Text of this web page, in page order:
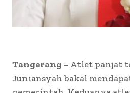
Tangerang – Atlet panjat
Juniansyah bakal